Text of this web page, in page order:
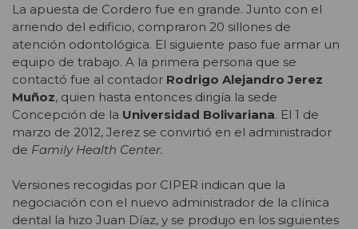
La apuesta de Cordero fue en grande. Junto con el
arriendo del edificio, compraron 20 sillones de
atención odontológica. El siguiente paso fue armar un
equipo de trabajo. A la primera persona que se
contactó fue al contador Rodrigo Alejandro Jerez
Muñoz, quien hasta entonces dirigía la sede
Concepción de la Universidad Bolivariana. El 1 de
marzo de 2012, Jerez se convirtió en el administrador
de Family Health Center.
Versiones recogidas por CIPER indican que la
negociación con el nuevo administrador de la clínica
dental la hizo Juan Díaz, y se produjo en los siguientes